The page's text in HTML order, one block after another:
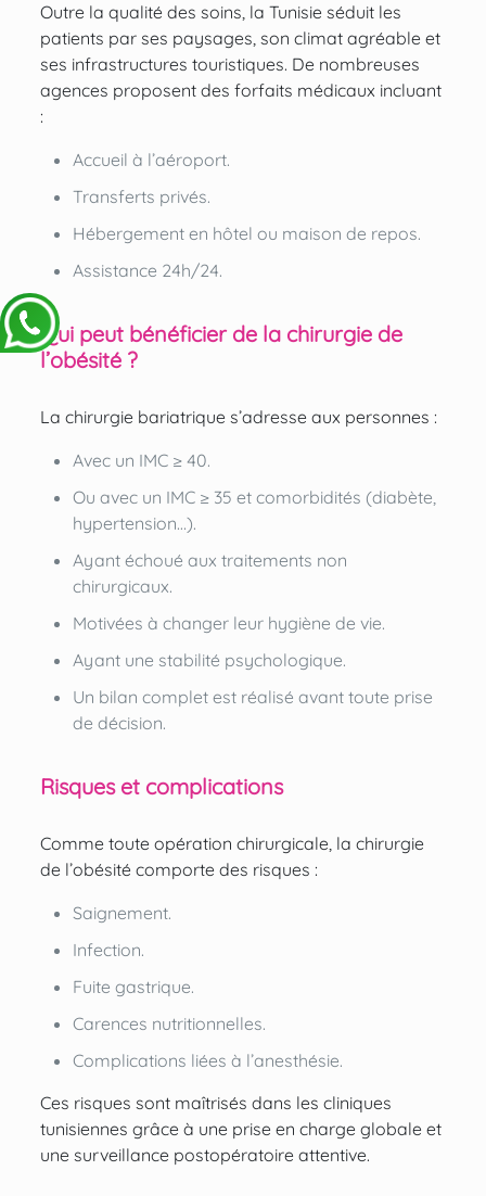
Outre la qualité des soins, la Tunisie séduit les
patients par ses paysages, son climat agréable et
ses infrastructures touristiques. De nombreuses
agences proposent des forfaits médicaux incluant
:
Accueil à l’aéroport.
Transferts privés.
Hébergement en hôtel ou maison de repos.
Assistance 24h/24.
Qui peut bénéficier de la chirurgie de
l’obésité ?
La chirurgie bariatrique s’adresse aux personnes :
Avec un IMC ≥ 40.
Ou avec un IMC ≥ 35 et comorbidités (diabète,
hypertension…).
Ayant échoué aux traitements non
chirurgicaux.
Motivées à changer leur hygiène de vie.
Ayant une stabilité psychologique.
Un bilan complet est réalisé avant toute prise
de décision.
Risques et complications
Comme toute opération chirurgicale, la chirurgie
de l’obésité comporte des risques :
Saignement.
Infection.
Fuite gastrique.
Carences nutritionnelles.
Complications liées à l’anesthésie.
Ces risques sont maîtrisés dans les cliniques
tunisiennes grâce à une prise en charge globale et
une surveillance postopératoire attentive.